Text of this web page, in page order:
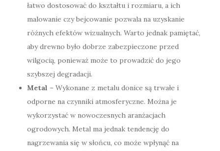
łatwo dostosować do kształtu i rozmiaru, a ich
malowanie czy bejcowanie pozwala na uzyskanie
różnych efektów wizualnych. Warto jednak pamiętać,
aby drewno było dobrze zabezpieczone przed
wilgocią, ponieważ może to prowadzić do jego
szybszej degradacji.
Metal – Wykonane z metalu donice są trwałe i
odporne na czynniki atmosferyczne. Można je
wykorzystać w nowoczesnych aranżacjach
ogrodowych. Metal ma jednak tendencję do
nagrzewania się w słońcu, co może wpłynąć na